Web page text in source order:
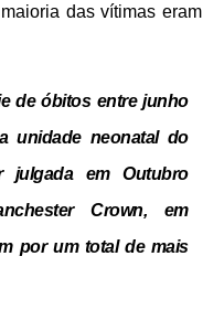
das vítimas eram
de óbitos entre junho
unidade neonatal do
julgada em Outubro
Crown, em
por um total de mais